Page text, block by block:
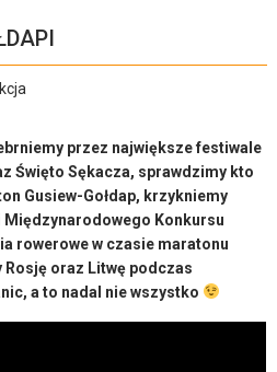
przez największe festiwale
Święto Sękacza, sprawdzimy kto
Gusiew-Gołdap, krzykniemy
Konkursu
rowerowe w czasie maratonu
oraz Litwę podczas
a to nadal nie wszystko